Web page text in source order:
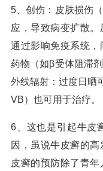
5、创伤：皮肤损伤
应，导致病变扩散
通过影响免疫系统
药物（如β受体阻滞
外线辐射：过度日晒
VB）也可用于治疗。
6、这也是引起牛皮
因，虽说牛皮癣的
皮癣的预防除了青